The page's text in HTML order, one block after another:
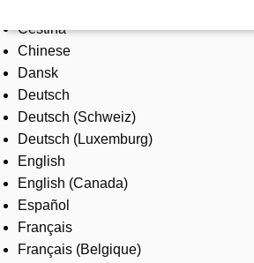
Products & Solutions
Industries
Services
About us
Where to buy
Contact us
Careers
Čeština
Chinese
Dansk
Deutsch
Deutsch (Schweiz)
Deutsch (Luxemburg)
English
English (Canada)
Español
Français
Français (Belgique)